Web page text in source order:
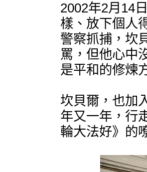
2002年2月14
樣、放下個人
警察抓捕，坎
罵，但他心中
是平和的修煉
坎貝爾，也加
年又一年，行
輪大法好》的